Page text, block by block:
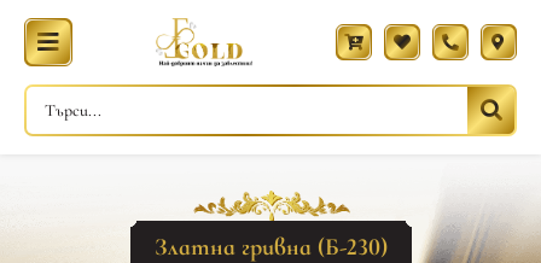
Златна гривна (Б-230)